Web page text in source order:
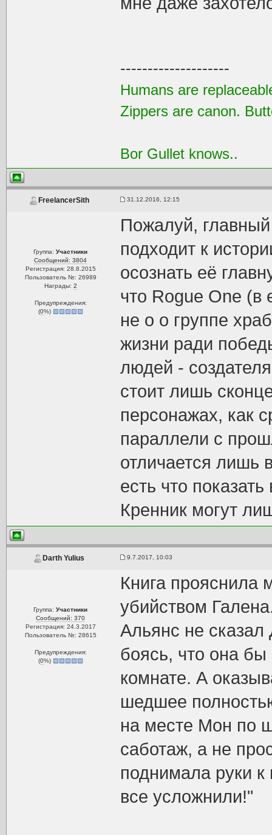
--------------------
Humans are
Zippers are canon.
Bor Gullet knows..
FreelancerSith 31.12.2016, 12:15
Группа:Участники
Сообщений: 3804
Регистрация: 28.8.2015
Пользователь №: 26989
Награды: 2
Предупреждения:
(0%)
Пожалуй,
подходит к
осознать её
что Rogue One (в
не о о группе
жизни ради
людей -
стоит лишь
персонажах, как
параллели с
отличается лишь
есть что
Кренник могут
Darth Yulius 9.7.2017, 10:03
Группа:Участники
Сообщений: 370
Регистрация: 24.3.2017
Пользователь №: 28615
Предупреждения:
(0%)
Книга прояснила
убийством
Альянс не сказал
боясь, что она
комнате. А
шедшее
на месте Мон по
саботаж, а не
поднимала руки
все усложнили!"